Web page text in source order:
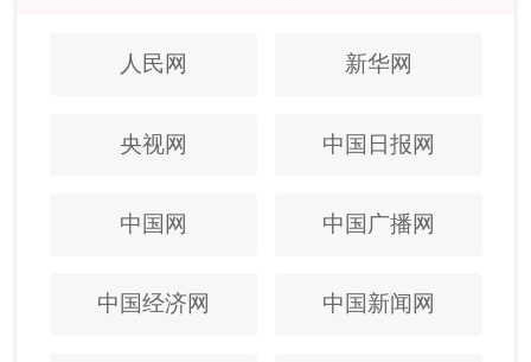
人民网 新华网
央视网 中国日报网
中国网 中国广播网
中国经济网 中国新闻网